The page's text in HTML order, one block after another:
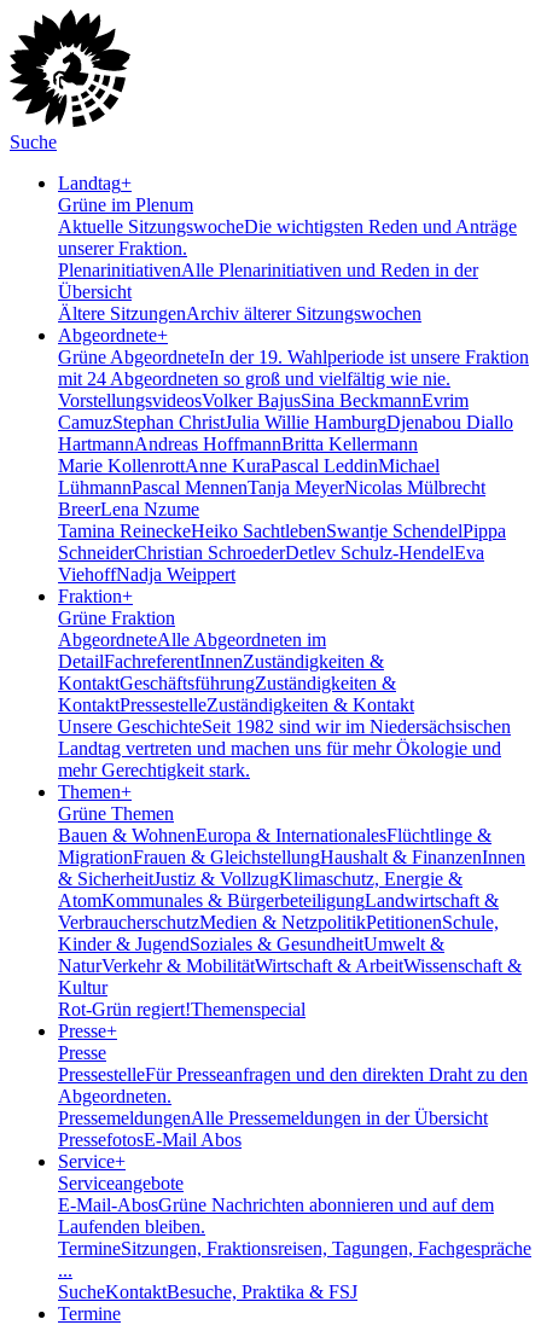
Suche
Landtag+
Grüne im Plenum
Aktuelle SitzungswocheDie wichtigsten Reden und Anträge
unserer Fraktion.
PlenarinitiativenAlle Plenarinitiativen und Reden in der
Übersicht
Ältere SitzungenArchiv älterer Sitzungswochen
Abgeordnete+
Grüne AbgeordneteIn der 19. Wahlperiode ist unsere Fraktion
mit 24 Abgeordneten so groß und vielfältig wie nie.
VorstellungsvideosVolker BajusSina BeckmannEvrim
CamuzStephan ChristJulia Willie HamburgDjenabou Diallo
HartmannAndreas HoffmannBritta Kellermann
Marie KollenrottAnne KuraPascal LeddinMichael
LühmannPascal MennenTanja MeyerNicolas Mülbrecht
BreerLena Nzume
Tamina ReineckeHeiko SachtlebenSwantje SchendelPippa
SchneiderChristian SchroederDetlev Schulz-HendelEva
ViehoffNadja Weippert
Fraktion+
Grüne Fraktion
AbgeordneteAlle Abgeordneten im
DetailFachreferentInnenZuständigkeiten &
KontaktGeschäftsführungZuständigkeiten &
KontaktPressestelleZuständigkeiten & Kontakt
Unsere GeschichteSeit 1982 sind wir im Nieder­sächsischen
Landtag vertreten und machen uns für mehr Ökologie und
mehr Gerechtigkeit stark.
Themen+
Grüne Themen
Bauen & WohnenEuropa & InternationalesFlüchtlinge &
MigrationFrauen & GleichstellungHaushalt & FinanzenInnen
& SicherheitJustiz & VollzugKlimaschutz, Energie &
AtomKommunales & BürgerbeteiligungLandwirtschaft &
VerbraucherschutzMedien & NetzpolitikPetitionenSchule,
Kinder & JugendSoziales & GesundheitUmwelt &
NaturVerkehr & MobilitätWirtschaft & ArbeitWissenschaft &
Kultur
Rot-Grün regiert!Themenspecial
Presse+
Presse
PressestelleFür Presseanfragen und den direkten Draht zu den
Abgeordneten.
PressemeldungenAlle Pressemeldungen in der Übersicht
PressefotosE-Mail Abos
Service+
Serviceangebote
E-Mail-AbosGrüne Nachrichten abonnieren und auf dem
Laufenden bleiben.
TermineSitzungen, Fraktionsreisen, Tagungen, Fachgespräche
...
SucheKontaktBesuche, Praktika & FSJ
Termine